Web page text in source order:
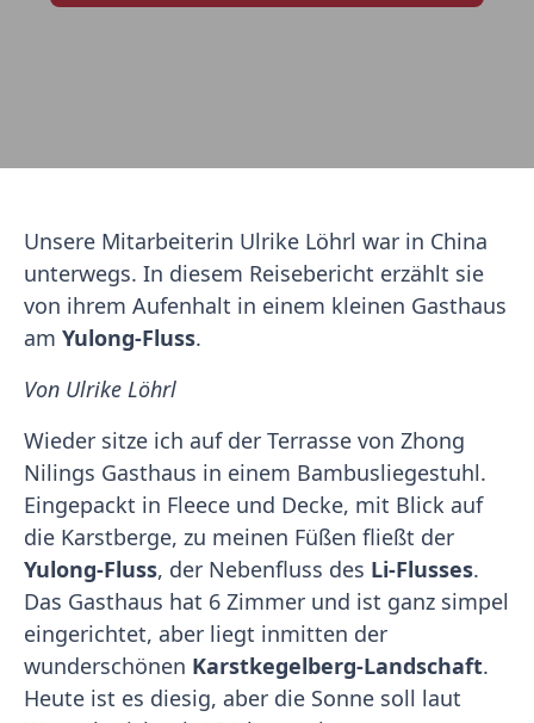
Unsere Mitarbeiterin Ulrike Löhrl war in China
unterwegs. In diesem Reisebericht erzählt sie
von ihrem Aufenhalt in einem kleinen Gasthaus
am Yulong-Fluss.
Von Ulrike Löhrl
Wieder sitze ich auf der Terrasse von Zhong
Nilings Gasthaus in einem Bambusliegestuhl.
Eingepackt in Fleece und Decke, mit Blick auf
die Karstberge, zu meinen Füßen fließt der
Yulong-Fluss, der Nebenfluss des Li-Flusses.
Das Gasthaus hat 6 Zimmer und ist ganz simpel
eingerichtet, aber liegt inmitten der
wunderschönen Karstkegelberg-Landschaft.
Heute ist es diesig, aber die Sonne soll laut